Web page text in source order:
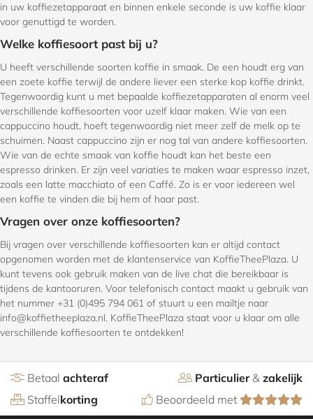
in uw koffiezetapparaat en binnen enkele seconde is uw koffie klaar
voor genuttigd te worden.
Welke koffiesoort past bij u?
U heeft verschillende soorten koffie in smaak. De een houdt erg van
een zoete koffie terwijl de andere liever een sterke kop koffie drinkt.
Tegenwoordig kunt u met bepaalde koffiezetapparaten al enorm veel
verschillende koffiesoorten voor uzelf klaar maken. Wie van een
cappuccino houdt, hoeft tegenwoordig niet meer zelf de melk op te
schuimen. Naast cappuccino zijn er nog tal van andere koffiesoorten.
Wie van de echte smaak van koffie houdt kan het beste een
espresso drinken. Er zijn veel variaties te maken waar espresso inzet,
zoals een latte macchiato of een Caffé. Zo is er voor iedereen wel
een koffie te vinden die bij hem of haar past.
Vragen over onze koffiesoorten?
Bij vragen over verschillende koffiesoorten kan er altijd contact
opgenomen worden met de klantenservice van KoffieTheePlaza. U
kunt tevens ook gebruik maken van de live chat die bereikbaar is
tijdens de kantooruren. Voor telefonisch contact maakt u gebruik van
het nummer +31 (0)495 794 061 of stuurt u een mailtje naar
info@koffietheeplaza.nl. KoffieTheePlaza staat voor u klaar om alle
verschillende koffiesoorten te ontdekken!
Betaal achteraf Particulier& zakelijk
Staffelkorting Beoordeeld met